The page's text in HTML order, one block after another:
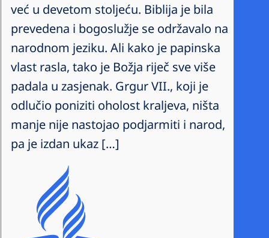
već u devetom stoljeću. Biblija je bila
prevedena i bogoslužje se održavalo na
narodnom jeziku. Ali kako je papinska
vlast rasla, tako je Božja riječ sve više
padala u zasjenak. Grgur VII., koji je
odlučio poniziti oholost kraljeva, ništa
manje nije nastojao podjarmiti i narod,
pa je izdan ukaz […]